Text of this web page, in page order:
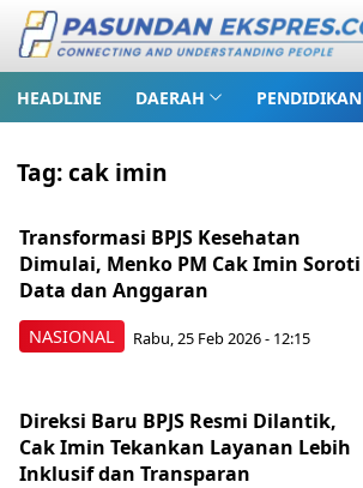
HEADLINE DAERAH PENDIDIKAN
Tag:cak imin
NASIONAL
Transformasi BPJS Kesehatan
Dimulai, Menko PM Cak Imin Soroti
Data dan Anggaran
Rabu, 25 Feb 2026 - 12:15
Direksi Baru BPJS Resmi Dilantik,
Cak Imin Tekankan Layanan Lebih
Inklusif dan Transparan